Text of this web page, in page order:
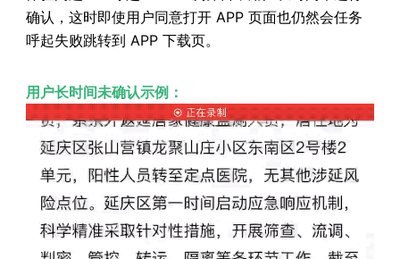
确认，这时即使用户同意打开 APP 页面也仍然会任务
呼起失败跳转到 APP 下载页。
用户长时间未确认示例：